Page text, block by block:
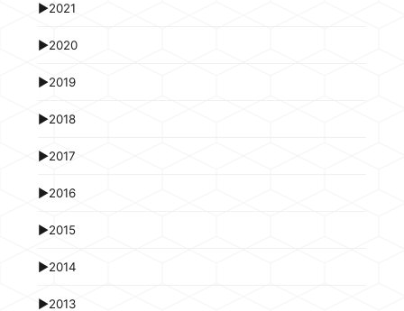
►2021
►2020
►2019
►2018
►2017
►2016
►2015
►2014
►2013